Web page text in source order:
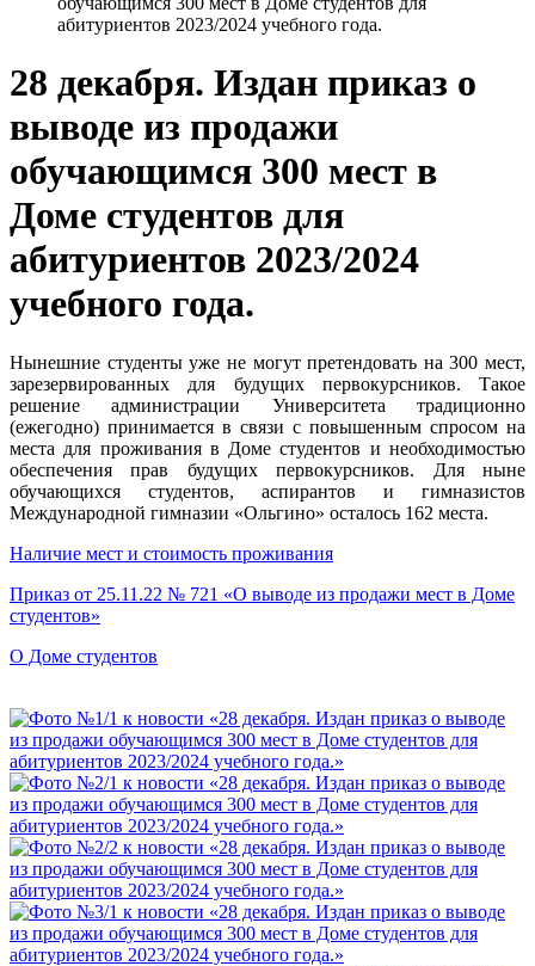
абитуриентов 2023/2024 учебного года.
28 декабря. Издан приказ о
выводе из продажи
обучающимся 300 мест в
Доме студентов для
абитуриентов 2023/2024
учебного года.
Нынешние студенты уже не могут претендовать на 300 мест,
зарезервированных для будущих первокурсников. Такое
решение администрации Университета традиционно
(ежегодно) принимается в связи с повышенным спросом на
места для проживания в Доме студентов и необходимостью
обеспечения прав будущих первокурсников. Для ныне
обучающихся студентов, аспирантов и гимназистов
Международной гимназии «Ольгино» осталось 162 места.
Наличие мест и стоимость проживания
Приказ от 25.11.22 № 721 «О выводе из продажи мест в Доме
студентов»
О Доме студентов